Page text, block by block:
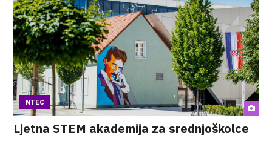
NTEC
Ljetna STEM akademija za srednjoškolce